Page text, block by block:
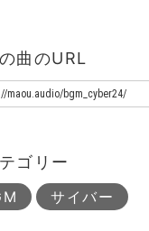
曲のURL
ゴリー
サイバー